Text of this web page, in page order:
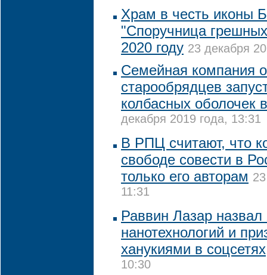
Храм в честь иконы
"Споручница
2020 году 23 декабря
Семейная компания
старообрядцев
колбасных оболочек
декабря 2019 года, 13:31
В РПЦ считают, что
свободе совести в
только его авторам
11:31
Раввин Лазар
нанотехнологий и
ханукиями в соцсетях
10:30